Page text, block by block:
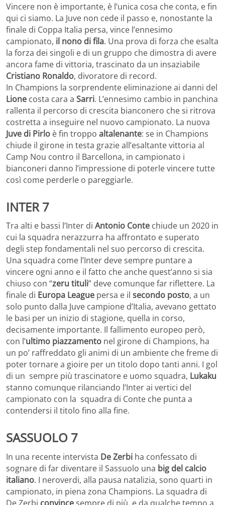
Vincere non è importante, è l’unica cosa che conta, e fin
qui ci siamo. La Juve non cede il passo e, nonostante la
finale di Coppa Italia persa, vince l’ennesimo
campionato, il nono di fila. Una prova di forza che esalta
la forza dei singoli e di un gruppo che dimostra di avere
ancora fame di vittoria, trascinato da un insaziabile
Cristiano Ronaldo, divoratore di record.
In Champions la sorprendente eliminazione ai danni del
Lione costa cara a Sarri. L’ennesimo cambio in panchina
rallenta il percorso di crescita bianconero che si ritrova
costretta a inseguire nel nuovo campionato. La nuova
Juve di Pirlo è fin troppo altalenante: se in Champions
chiude il girone in testa grazie all’esaltante vittoria al
Camp Nou contro il Barcellona, in campionato i
bianconeri danno l’impressione di poterle vincere tutte
così come perderle o pareggiarle.
INTER 7
Tra alti e bassi l’Inter di Antonio Conte chiude un 2020 in
cui la squadra nerazzurra ha affrontato e superato
degli step fondamentali nel suo percorso di crescita.
Una squadra come l’Inter deve sempre puntare a
vincere ogni anno e il fatto che anche quest’anno si sia
chiuso con “zeru tituli” deve comunque far riflettere. La
finale di Europa League persa e il secondo posto, a un
solo punto dalla Juve campione d’Italia, avevano gettato
le basi per un inizio di stagione, quella in corso,
decisamente importante. Il fallimento europeo però,
con l’ultimo piazzamento nel girone di Champions, ha
un po’ raffreddato gli animi di un ambiente che freme di
poter tornare a gioire per un titolo dopo tanti anni. I gol
di un sempre più trascinatore e uomo squadra, Lukaku
stanno comunque rilanciando l’Inter ai vertici del
campionato con la squadra di Conte che punta a
contendersi il titolo fino alla fine.
SASSUOLO 7
In una recente intervista De Zerbi ha confessato di
sognare di far diventare il Sassuolo una big del calcio
italiano. I neroverdi, alla pausa natalizia, sono quarti in
campionato, in piena zona Champions. La squadra di